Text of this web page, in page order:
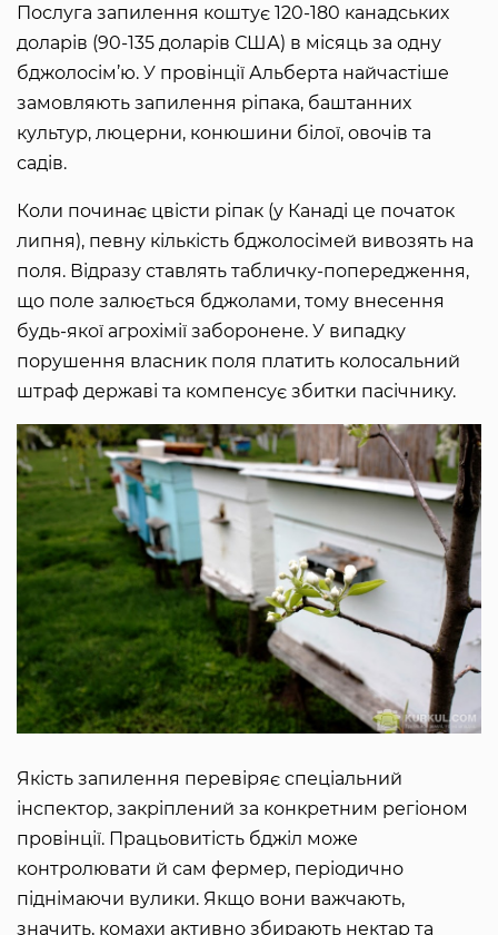
Послуга запилення коштує 120-180 канадських
доларів (90-135 доларів США) в місяць за одну
бджолосім’ю. У провінції Альберта найчастіше
замовляють запилення ріпака, баштанних
культур, люцерни, конюшини білої, овочів та
садів.
Коли починає цвісти ріпак (у Канаді це початок
липня), певну кількість бджолосімей вивозять на
поля. Відразу ставлять табличку-попередження,
що поле залюється бджолами, тому внесення
будь-якої агрохімії заборонене. У випадку
порушення власник поля платить колосальний
штраф державі та компенсує збитки пасічнику.
Якість запилення перевіряє спеціальний
інспектор, закріплений за конкретним регіоном
провінції. Працьовитість бджіл може
контролювати й сам фермер, періодично
піднімаючи вулики. Якщо вони важчають,
значить, комахи активно збирають нектар та